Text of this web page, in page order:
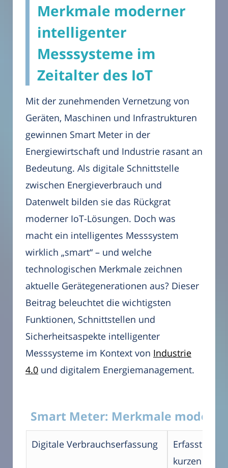
Merkmale moderner
intelligenter
Messsysteme im
Zeitalter des IoT
Mit der zunehmenden Vernetzung von
Geräten, Maschinen und Infrastrukturen
gewinnen Smart Meter in der
Energiewirtschaft und Industrie rasant an
Bedeutung. Als digitale Schnittstelle
zwischen Energieverbrauch und
Datenwelt bilden sie das Rückgrat
moderner IoT-Lösungen. Doch was
macht ein intelligentes Messsystem
wirklich „smart“ – und welche
technologischen Merkmale zeichnen
aktuelle Gerätegenerationen aus? Dieser
Beitrag beleuchtet die wichtigsten
Funktionen, Schnittstellen und
Sicherheitsaspekte intelligenter
Messsysteme im Kontext von Industrie
4.0 und digitalem Energiemanagement.
Smart Meter: Merkmale
Digitale Verbrauchserfassung
Erfasst
kurzen